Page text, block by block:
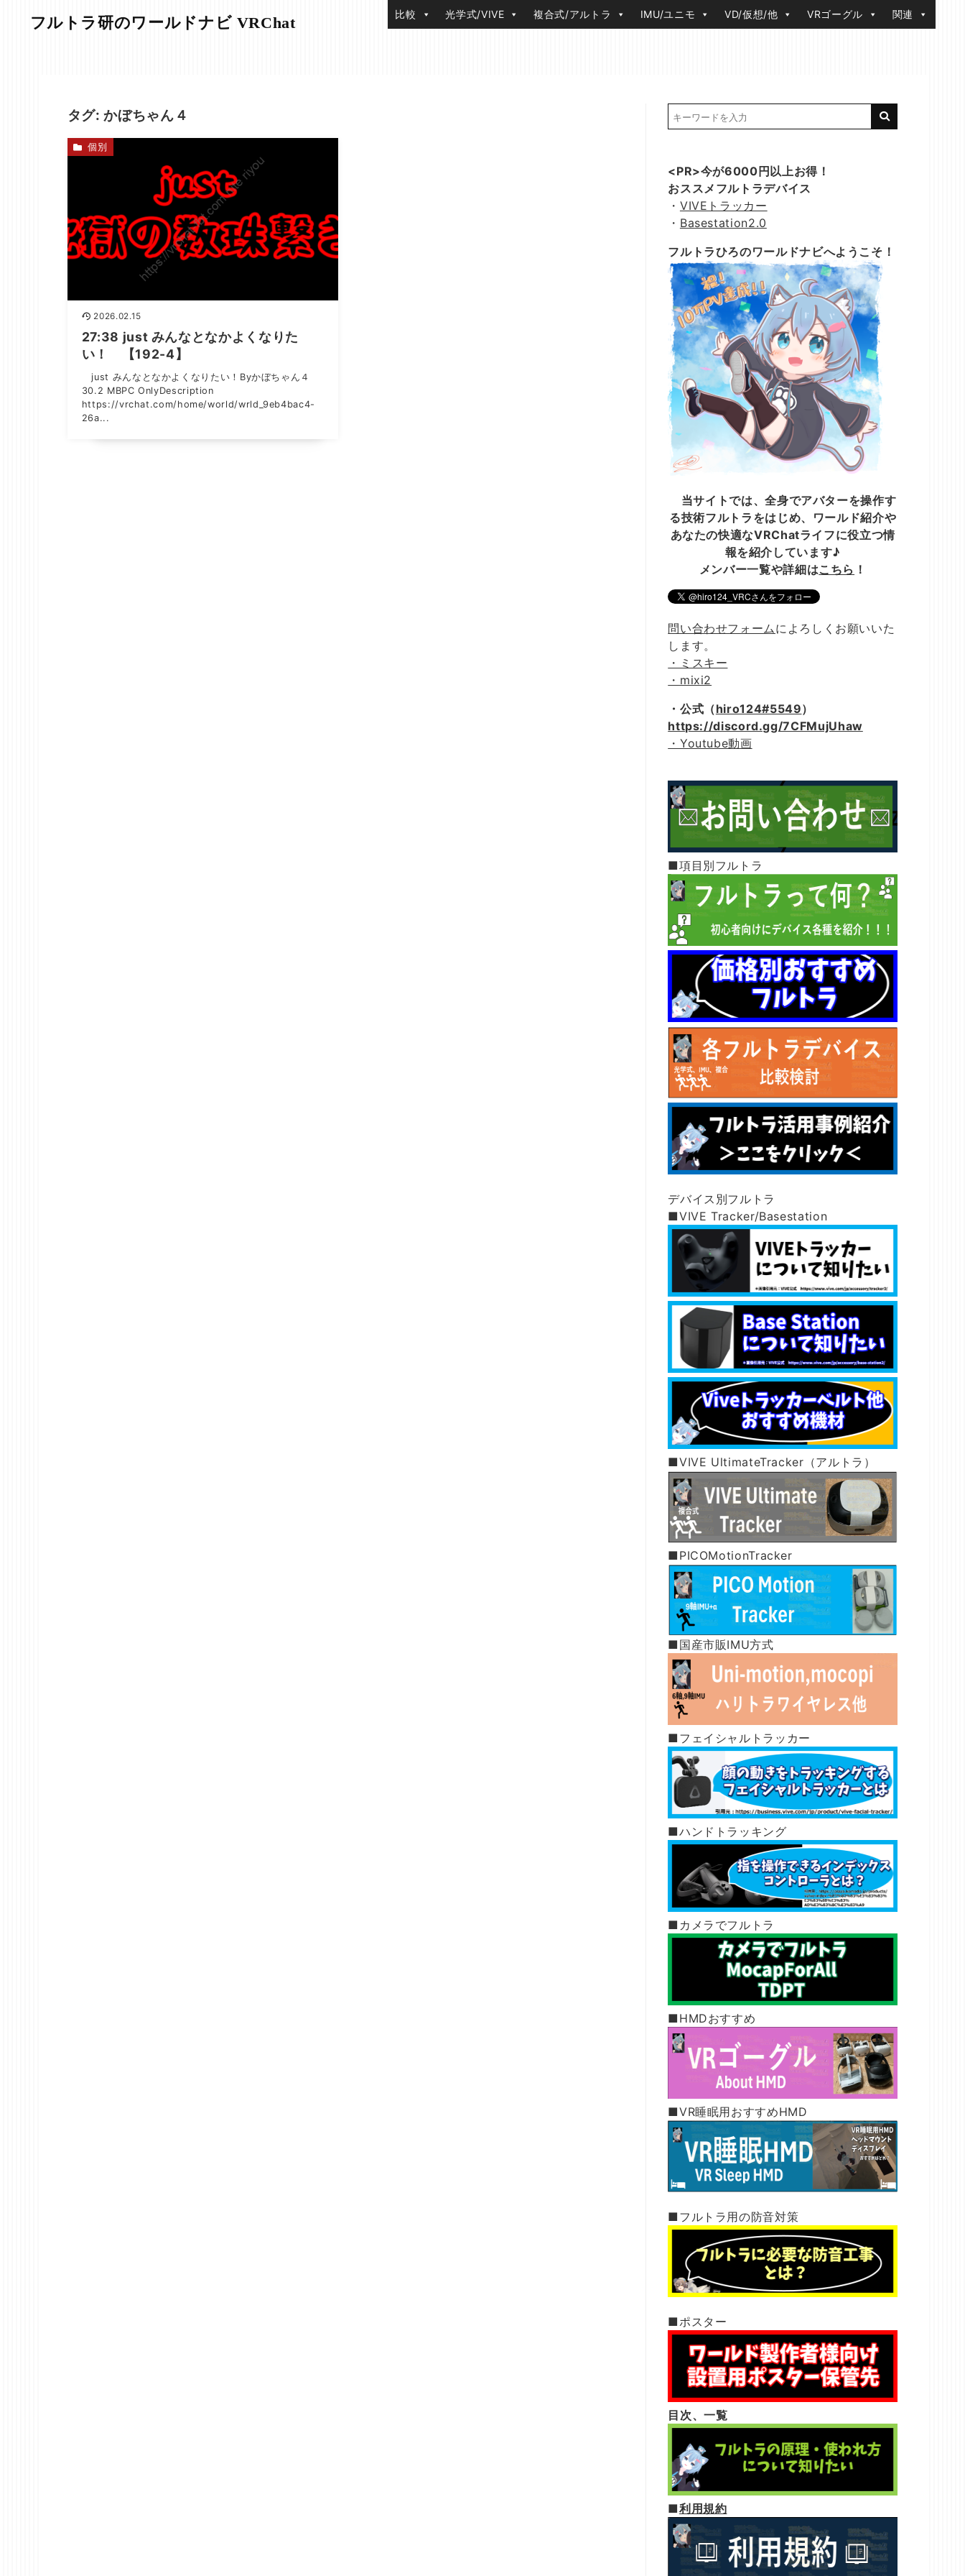
フルトラ研のワールドナビ VRChat 比較 光学式/VIVE 複合式/アルトラ IMU/ユニモ VD/仮想/他 VRゴーグル 関連
タグ:かぼちゃん４
2026.02.15
27:38 just みんなとなかよくなりた
い！ 【192-4】
just みんなとなかよくなりたい！Byかぼちゃん４
30.2 MBPC OnlyDescription
https://vrchat.com/home/world/wrld_9eb4bac4-
26a...
個別
<PR>今が6000円以上お得！
おススメフルトラデバイス
・ VIVEトラッカー
・ Basestation2.0
フルトラひろのワールドナビへようこそ！
当サイトでは、全身でアバターを操作す
る技術フルトラをはじめ、ワールド紹介や
あなたの快適なVRChatライフに役立つ情
報を紹介しています♪
メンバー一覧や詳細はこちら ！
問い合わせフォームによろしくお願いいた
します。
・ミスキー
・mixi2
・公式（hiro124#5549）
https://discord.gg/7CFMujUhaw
・Youtube動画
■項目別フルトラ
デバイス別フルトラ
■VIVE Tracker/Basestation
■VIVE UltimateTracker（アルトラ）
■PICOMotionTracker
■国産市販IMU方式
■フェイシャルトラッカー
■ハンドトラッキング
■カメラでフルトラ
■HMDおすすめ
■VR睡眠用おすすめHMD
■フルトラ用の防音対策
■ポスター
目次、一覧
■利用規約